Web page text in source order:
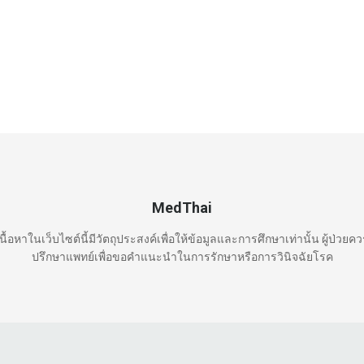
MedThai
อหาในเว็บไซต์นี้มีวัตถุประสงค์เพื่อให้ข้อมูลและการศึกษาเท่านั้น ผู้ป่วยค
ปรึกษาแพทย์เพื่อขอคำแนะนำในการรักษาหรือการวินิจฉัยโรค